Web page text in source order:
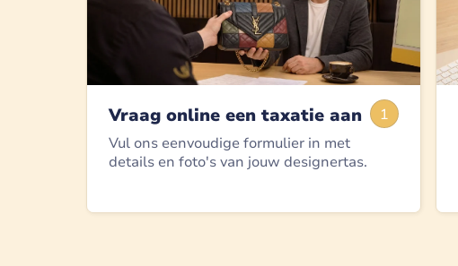
1
Vraag online een taxatie aan
Vul ons eenvoudige formulier in met
details en foto's van jouw designertas.